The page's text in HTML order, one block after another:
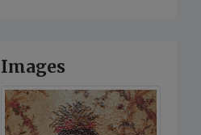
Images